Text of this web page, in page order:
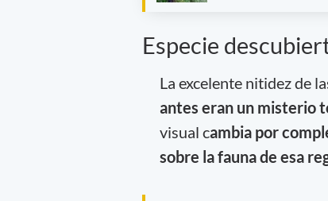
Especie
La excelente nitidez de
antes eran un misterio
visual cambia por
sobre la fauna de esa